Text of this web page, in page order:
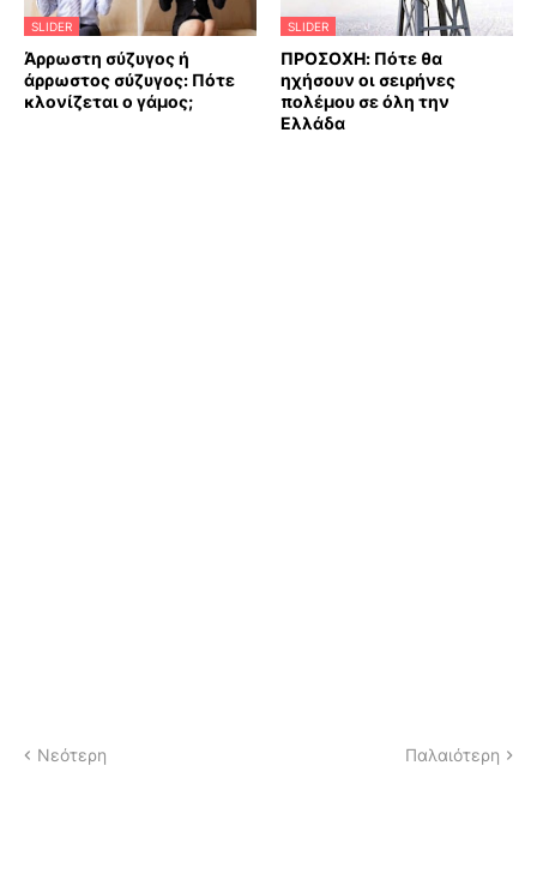
SLIDER
Άρρωστη σύζυγος ή
άρρωστος σύζυγος: Πότε
κλονίζεται ο γάμος;
SLIDER
ΠΡΟΣΟΧΗ: Πότε θα
ηχήσουν οι σειρήνες
πολέμου σε όλη την
Ελλάδα
Νεότερη Παλαιότερη